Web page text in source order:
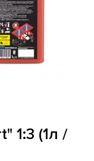
1:3 (1л /